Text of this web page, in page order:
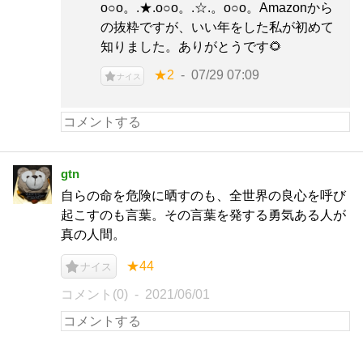
o○o。.★.o○o。.☆.。o○o。Amazonから
の抜粋ですが、いい年をした私が初めて
知りました。ありがとうです🌻
ナイス ★2 07/29 07:09
gtn
自らの命を危険に晒すのも、全世界の良心を呼び
起こすのも言葉。その言葉を発する勇気ある人が
真の人間。
ナイス ★44
コメント(0) 2021/06/01